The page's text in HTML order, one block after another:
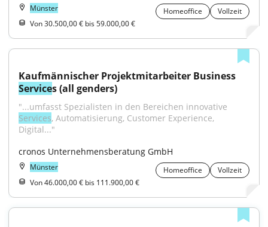
Münster Homeoffice
Vollzeit
Von 30.500,00 € bis 59.000,00 €
Services (all genders)
Services, Automatisierung, Customer Experience,
Digital..."
cronos Unternehmensberatung GmbH
Münster Homeoffice
Vollzeit
Von 46.000,00 € bis 111.900,00 €